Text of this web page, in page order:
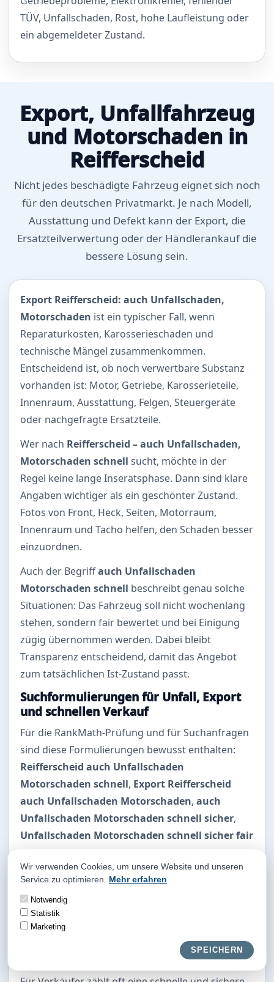
TÜV, Unfallschaden, Rost, hohe Laufleistung oder
ein abgemeldeter Zustand.
Export, Unfallfahrzeug
und Motorschaden in
Reifferscheid
Nicht jedes beschädigte Fahrzeug eignet sich noch
für den deutschen Privatmarkt. Je nach Modell,
Ausstattung und Defekt kann der Export, die
Ersatzteilverwertung oder der Händlerankauf die
bessere Lösung sein.
Export Reifferscheid: auch Unfallschaden,
Motorschaden ist ein typischer Fall, wenn
Reparaturkosten, Karosserieschaden und
technische Mängel zusammenkommen.
Entscheidend ist, ob noch verwertbare Substanz
vorhanden ist: Motor, Getriebe, Karosserieteile,
Innenraum, Ausstattung, Felgen, Steuergeräte
oder nachgefragte Ersatzteile.
Wer nach Reifferscheid – auch Unfallschaden,
Motorschaden schnell sucht, möchte in der
Regel keine lange Inseratsphase. Dann sind klare
Angaben wichtiger als ein geschönter Zustand.
Fotos von Front, Heck, Seiten, Motorraum,
Innenraum und Tacho helfen, den Schaden besser
einzuordnen.
Auch der Begriffauch Unfallschaden
Motorschaden schnell beschreibt genau solche
Situationen: Das Fahrzeug soll nicht wochenlang
stehen, sondern fair bewertet und bei Einigung
zügig übernommen werden. Dabei bleibt
Transparenz entscheidend, damit das Angebot
zum tatsächlichen Ist-Zustand passt.
Suchformulierungen für Unfall, Export
und schnellen Verkauf
Für die RankMath-Prüfung und für Suchanfragen
sind diese Formulierungen bewusst enthalten:
Reifferscheid auch Unfallschaden
Motorschaden schnell, Export Reifferscheid
auch Unfallschaden Motorschaden, auch
Unfallschaden Motorschaden schnell sicher,
Unfallschaden Motorschaden schnell sicher fair
undAuto Export Reifferscheid auch
Unfallschaden. Inhaltlich geht es immer um eine
schnelle Bewertung, transparente Prüfung und
einen fairen Verkauf im Ist-Zustand, ohne dass
der Halter vorher weitere Reparaturkosten tragen
Suchbegriffe für schnelle Hilfe
Wir verwenden Cookies, um unsere Website und unseren
Service zu optimieren. Mehr erfahren
Notwendig
Statistik
Marketing
SPEICHERN